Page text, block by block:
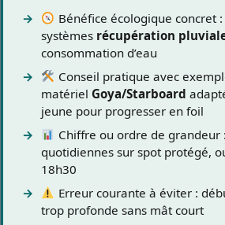
Bénéfice écologique concret
systèmes récupération
consommation d’eau
Conseil pratique avec
matériel Goya/Starboard
jeune pour progresser en foil
Chiffre ou ordre de grandeur
quotidiennes sur spot protégé,
18h30
Erreur courante à éviter :
trop profonde sans mât court